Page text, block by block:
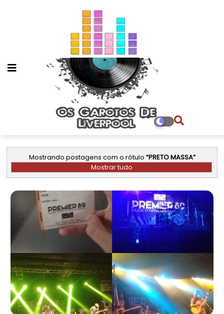
Mostrando postagens com o rótulo PRETO MASSA
Mostrar tudo